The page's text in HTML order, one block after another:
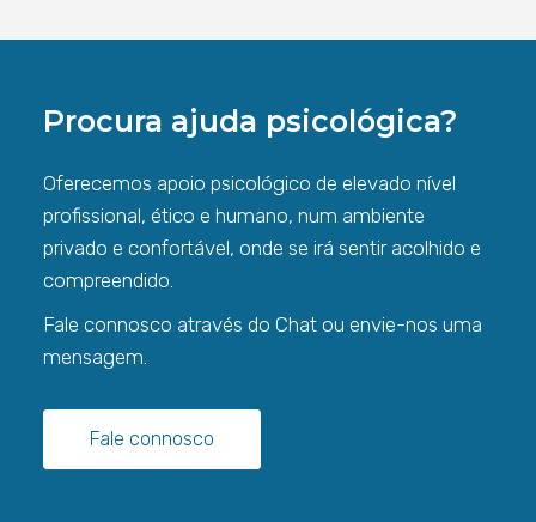
Procura ajuda psicológica?
Oferecemos apoio psicológico de elevado nível
profissional, ético e humano, num ambiente
privado e confortável, onde se irá sentir acolhido e
compreendido.
Fale connosco através do Chat ou envie-nos uma
mensagem.
Fale connosco